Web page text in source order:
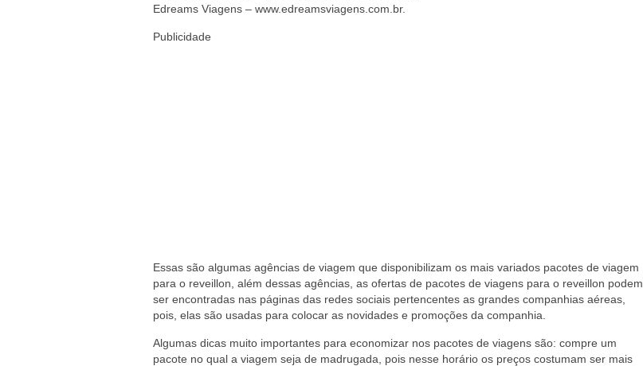
Edreams Viagens – www.edreamsviagens.com.br.
Publicidade
Essas são algumas agências de viagem que disponibilizam os mais variados pacotes de viagem
para o reveillon, além dessas agências, as ofertas de pacotes de viagens para o reveillon podem
ser encontradas nas páginas das redes sociais pertencentes as grandes companhias aéreas,
pois, elas são usadas para colocar as novidades e promoções da companhia.
Algumas dicas muito importantes para economizar nos pacotes de viagens são: compre um
pacote no qual a viagem seja de madrugada, pois nesse horário os preços costumam ser mais